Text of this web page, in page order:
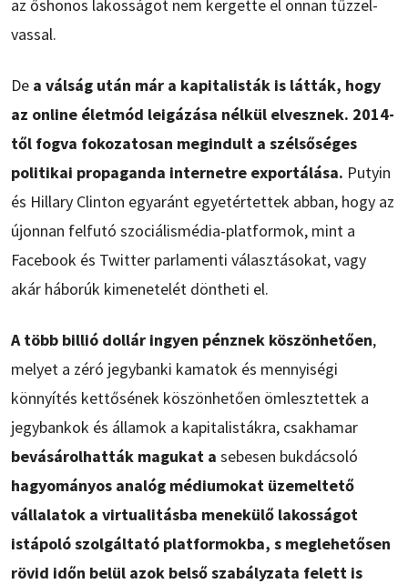
az őshonos lakosságot nem kergette el onnan tűzzel-
vassal.
De a válság után már a kapitalisták is látták, hogy
az online életmód leigázása nélkül elvesznek. 2014-
től fogva fokozatosan megindult a szélsőséges
politikai propaganda internetre exportálása. Putyin
és Hillary Clinton egyaránt egyetértettek abban, hogy az
újonnan felfutó szociálismédia-platformok, mint a
Facebook és Twitter parlamenti választásokat, vagy
akár háborúk kimenetelét döntheti el.
A több billió dollár ingyen pénznek köszönhetően,
melyet a zéró jegybanki kamatok és mennyiségi
könnyítés kettősének köszönhetően ömlesztettek a
jegybankok és államok a kapitalistákra, csakhamar
bevásárolhatták magukat a sebesen bukdácsoló
hagyományos analóg médiumokat üzemeltető
vállalatok a virtualitásba menekülő lakosságot
istápoló szolgáltató platformokba, s meglehetősen
rövid időn belül azok belső szabályzata felett is